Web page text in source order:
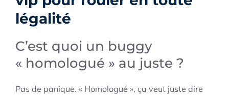
légalité
C’est quoi un buggy
« homologué » au juste ?
Pas de panique. « Homologué », ça veut juste dire